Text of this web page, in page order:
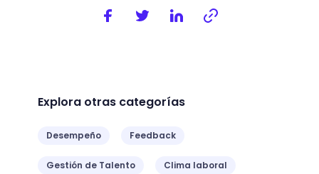
Explora otras categorías
Desempeño Feedback
Gestión de Talento Clima laboral